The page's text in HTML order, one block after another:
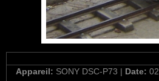
Appareil: SONY DSC-P73 | Date: